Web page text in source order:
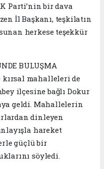
Parti’nin bir dava
İl Başkanı, teşkilatın
herkese teşekkür
BULUŞMA
kırsal mahalleleri de
ilçesine bağlı Dokur
geldi. Mahallelerin
dinleyen
hareket
güçlü bir
söyledi.